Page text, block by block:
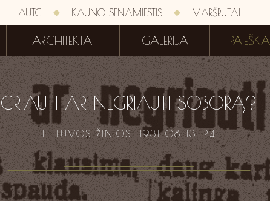
AUTC KAUNO SENAMIESTIS MARŠRUTAI
ARCHITEKTAI GALERIJA PAIEŠKA
GRIAUTI AR NEGRIAUTI SOBORĄ?
LIETUVOS ŽINIOS. 1931 08 13. P.4